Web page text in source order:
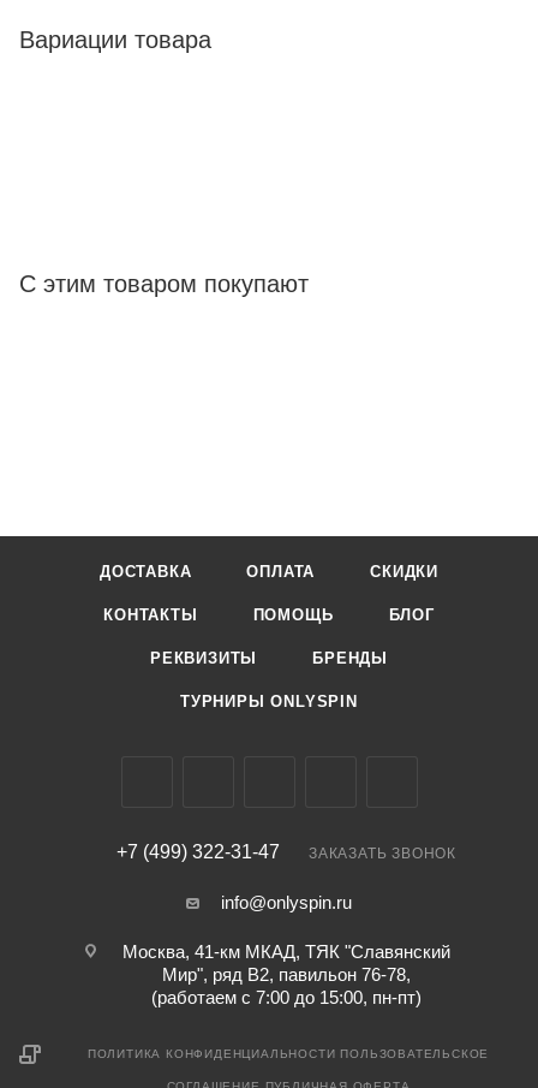
Вариации товара
С этим товаром покупают
ДОСТАВКА ОПЛАТА СКИДКИ
КОНТАКТЫ ПОМОЩЬ БЛОГ
РЕКВИЗИТЫ БРЕНДЫ
ТУРНИРЫ ONLYSPIN
+7 (499) 322-31-47 ЗАКАЗАТЬ ЗВОНОК
info@onlyspin.ru
Москва, 41-км МКАД, ТЯК "Славянский
Мир", ряд В2, павильон 76-78,
(работаем с 7:00 до 15:00, пн-пт)
ПОЛИТИКА КОНФИДЕНЦИАЛЬНОСТИ ПОЛЬЗОВАТЕЛЬСКОЕ